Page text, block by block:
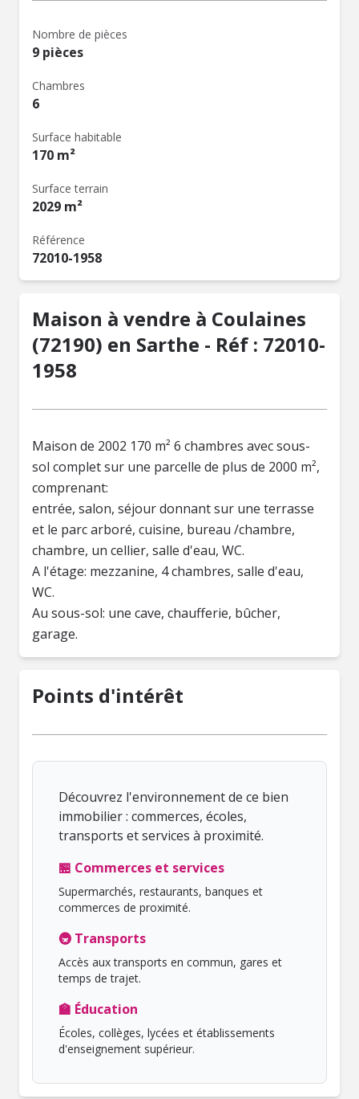
Nombre de pièces
9 pièces
Chambres
6
Surface habitable
170 m²
Surface terrain
2029 m²
Référence
72010-1958
Maison à vendre à Coulaines
(72190) en Sarthe - Réf : 72010-
1958
Maison de 2002 170 m² 6 chambres avec sous-
sol complet sur une parcelle de plus de 2000 m²,
comprenant:
entrée, salon, séjour donnant sur une terrasse
et le parc arboré, cuisine, bureau /chambre,
chambre, un cellier, salle d'eau, WC.
A l'étage: mezzanine, 4 chambres, salle d'eau,
WC.
Au sous-sol: une cave, chaufferie, bûcher,
garage.
Points d'intérêt
Découvrez l'environnement de ce bien
immobilier : commerces, écoles,
transports et services à proximité.
🏪 Commerces et services
Supermarchés, restaurants, banques et
commerces de proximité.
🚇 Transports
Accès aux transports en commun, gares et
temps de trajet.
🏫 Éducation
Écoles, collèges, lycées et établissements
d'enseignement supérieur.